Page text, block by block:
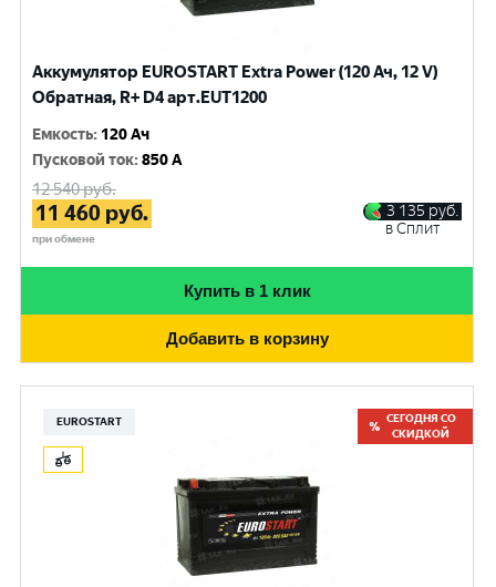
Аккумулятор EUROSTART Extra Power (120 Ач, 12 V)
Обратная, R+ D4 арт.EUT1200
Емкость: 120 Ач
Пусковой ток:850 A
12 540руб.
11 460 руб.
при обмене
3 135 руб.
в Сплит
Купить в 1 клик
Добавить в корзину
EUROSTART
СЕГОДНЯ СО
СКИДКОЙ